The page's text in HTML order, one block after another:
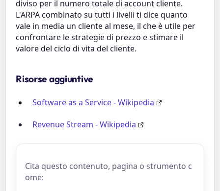
diviso per il numero totale di account cliente.
L'ARPA combinato su tutti i livelli ti dice quanto
vale in media un cliente al mese, il che è utile per
confrontare le strategie di prezzo e stimare il
valore del ciclo di vita del cliente.
Risorse aggiuntive
Software as a Service - Wikipedia
Revenue Stream - Wikipedia
Cita questo contenuto, pagina o strumento c
ome: